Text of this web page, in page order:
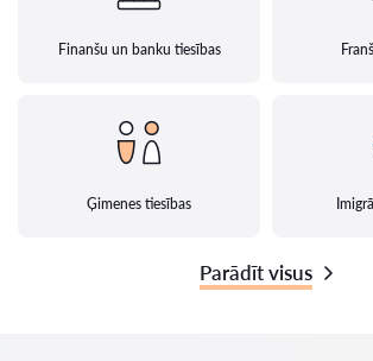
Finanšu un banku tiesības
Ģimenes tiesības
Parādīt visus